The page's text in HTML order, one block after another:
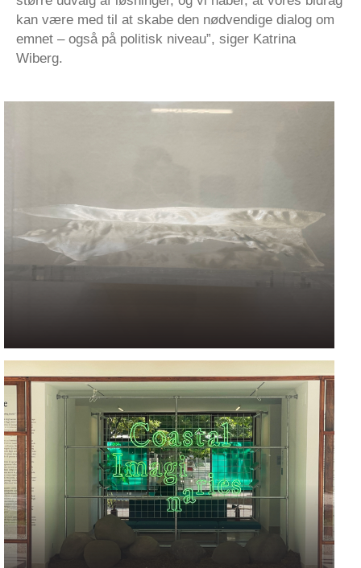
kan være med til at skabe den nødvendige dialog om
emnet – også på politisk niveau”, siger Katrina
Wiberg.